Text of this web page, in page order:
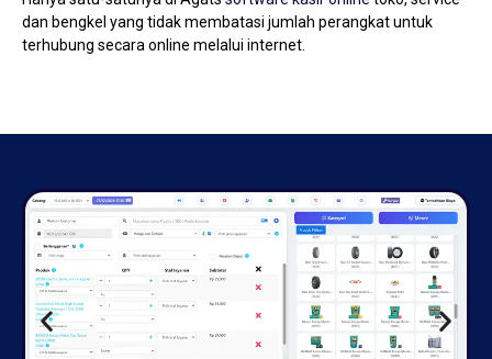
dan bengkel yang tidak membatasi jumlah perangkat untuk
terhubung secara online melalui internet.